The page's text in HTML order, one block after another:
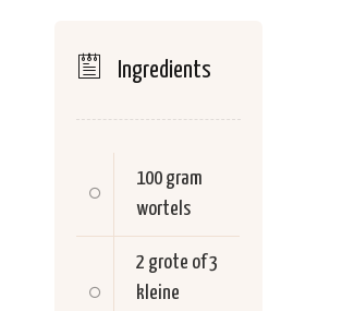
Ingredients
100 gram
wortels
2 grote of 3
kleine